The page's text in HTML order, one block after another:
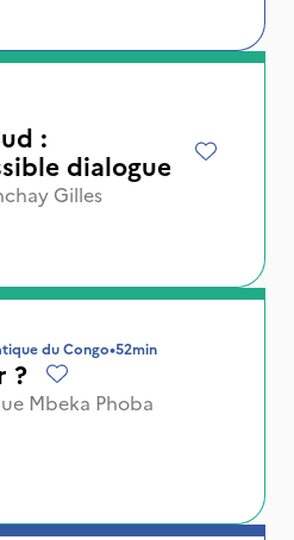
:
dialogue
Gilles
du Congo•52min
?
Mbeka Phoba